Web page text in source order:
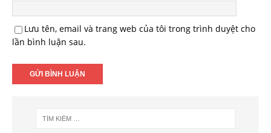
Lưu tên, email và trang web của tôi trong trình duyệt cho
lần bình luận sau.